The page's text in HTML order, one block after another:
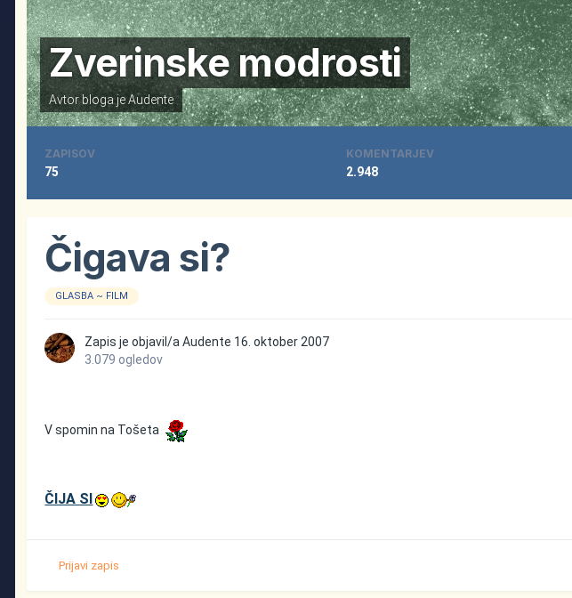
Zverinske modrosti
Avtor bloga jeAudente
ZAPISOV
75
KOMENTARJEV
2.948
Čigava si?
GLASBA ~ FILM
Zapis je objavil/aAudente 16. oktober 2007
3.079 ogledov
V spomin na Tošeta
ČIJA SI
Prijavi zapis